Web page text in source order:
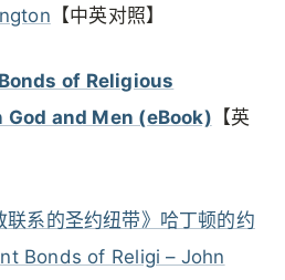
【中英对照】
of Religious
and Men (eBook) 【英
联系的圣约纽带》哈丁顿的约
Bonds of Religi – John